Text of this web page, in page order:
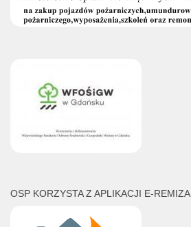
OSP KORZYSTA Z APLIKACJI E-REMIZA